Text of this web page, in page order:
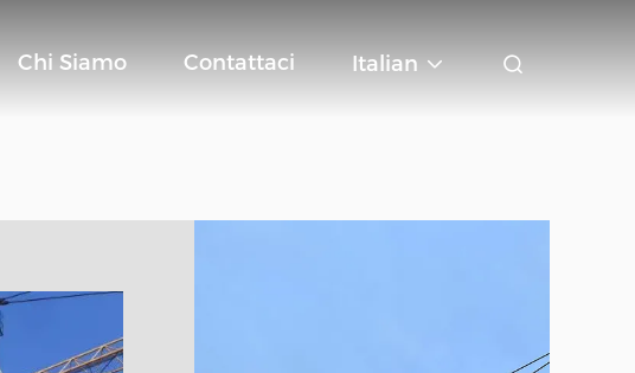
Chi Siamo Contattaci Italian